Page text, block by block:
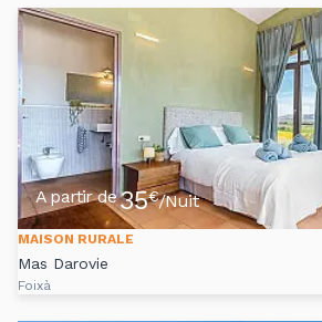
A partir de35€/Nuit
MAISON RURALE
Mas Darovie
Foixà